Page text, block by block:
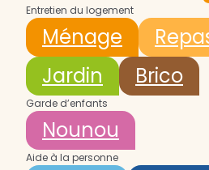
Entretien du logement
Ménage
Jardin
Brico
Garde d’enfants
Nounou
Aide à la personne